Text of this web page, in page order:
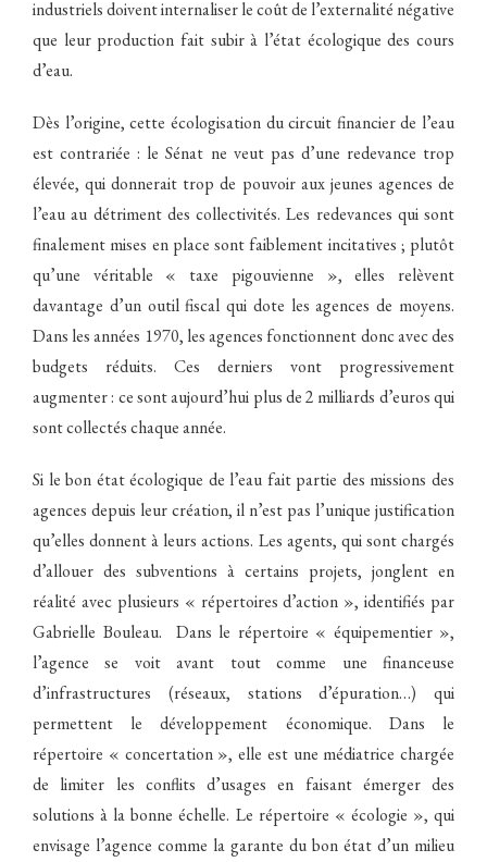
industriels doivent internaliser le coût de l’externalité négative
que leur production fait subir à l’état écologique des cours
d’eau.
Dès l’origine, cette écologisation du circuit financier de l’eau
est contrariée : le Sénat ne veut pas d’une redevance trop
élevée, qui donnerait trop de pouvoir aux jeunes agences de
l’eau au détriment des collectivités. Les redevances qui sont
finalement mises en place sont faiblement incitatives ; plutôt
qu’une véritable « taxe pigouvienne », elles relèvent
davantage d’un outil fiscal qui dote les agences de moyens.
Dans les années 1970, les agences fonctionnent donc avec des
budgets réduits. Ces derniers vont progressivement
augmenter : ce sont aujourd’hui plus de 2 milliards d’euros qui
sont collectés chaque année.
Si le bon état écologique de l’eau fait partie des missions des
agences depuis leur création, il n’est pas l’unique justification
qu’elles donnent à leurs actions. Les agents, qui sont chargés
d’allouer des subventions à certains projets, jonglent en
réalité avec plusieurs « répertoires d’action », identifiés par
Gabrielle Bouleau. Dans le répertoire « équipementier »,
l’agence se voit avant tout comme une financeuse
d’infrastructures (réseaux, stations d’épuration…) qui
permettent le développement économique. Dans le
répertoire « concertation », elle est une médiatrice chargée
de limiter les conflits d’usages en faisant émerger des
solutions à la bonne échelle. Le répertoire « écologie », qui
envisage l’agence comme la garante du bon état d’un milieu